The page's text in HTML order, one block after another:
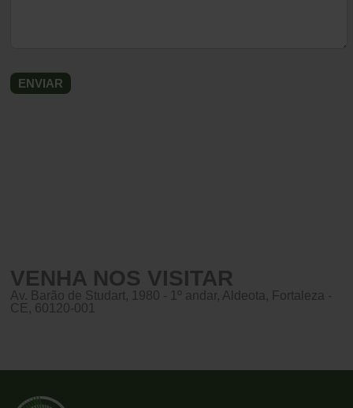
VENHA NOS VISITAR
Av. Barão de Studart, 1980 - 1º andar, Aldeota, Fortaleza -
CE, 60120-001